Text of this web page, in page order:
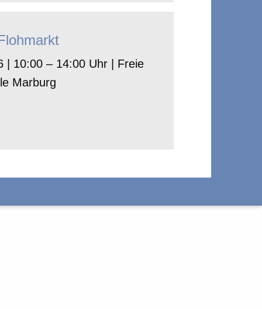
| 10:00 – 14:00 Uhr | Freie
Marburg